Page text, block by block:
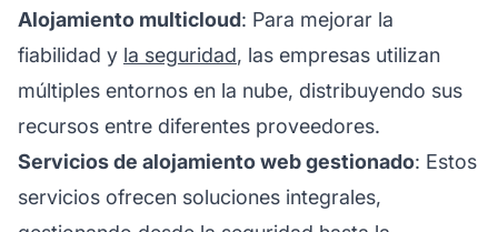
Alojamiento multicloud: Para mejorar la
fiabilidad y la seguridad, las empresas utilizan
múltiples entornos en la nube, distribuyendo sus
recursos entre diferentes proveedores.
Servicios de alojamiento web gestionado: Estos
servicios ofrecen soluciones integrales,